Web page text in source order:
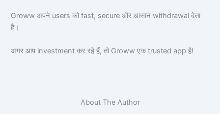
Groww अपने users को fast, secure और आसान withdrawal देता
है।
अगर आप investment कर रहे हैं, तो Groww एक trusted app है!
About The Author